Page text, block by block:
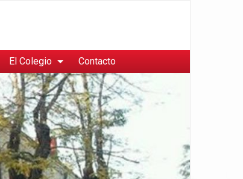
El Colegio Contacto